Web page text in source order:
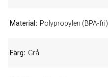
Material Polypropylen (BPA-fri)
Färg Grå